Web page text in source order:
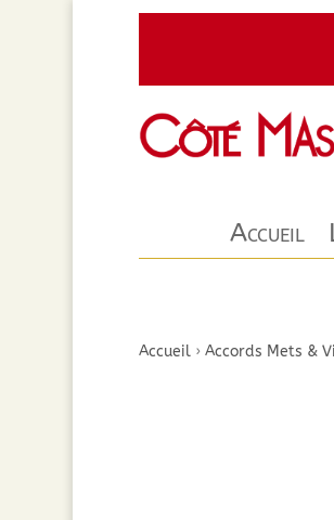
Accueil
Accueil› Accords Mets &